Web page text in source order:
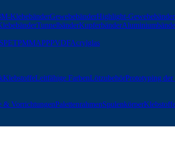
KlebebänderGewebebänderHighlight-Gewebebänder
TunnelbänderKupferbänder
PETPMMAPPPVDFAcrylglas
KlebstoffeLeitfähige FarbenLötzubehörPrototyping
& VorrichtungenPalettenrahmenSpulenkörper